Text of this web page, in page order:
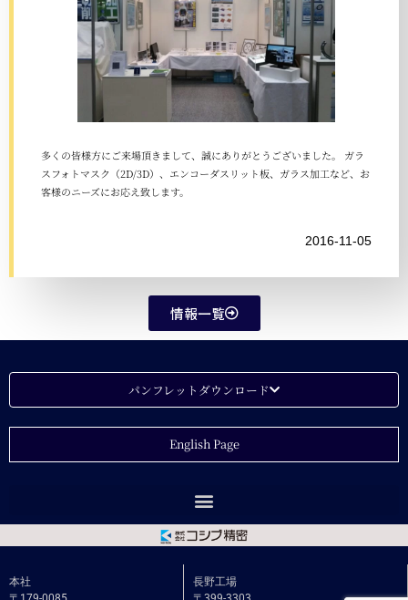
多くの皆様方にご来場頂きまして、誠にありがとうございました。 ガラ
スフォトマスク（2D/3D）、エンコーダスリット板、ガラス加工など、お
客様のニーズにお応え致します。
2016-11-05
情報一覧
本社
長野工場
パンフレットダウンロード
English Page